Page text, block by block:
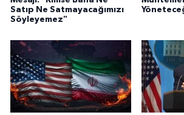
Satıp Ne Satmayacağımızı
Söyleyemez"